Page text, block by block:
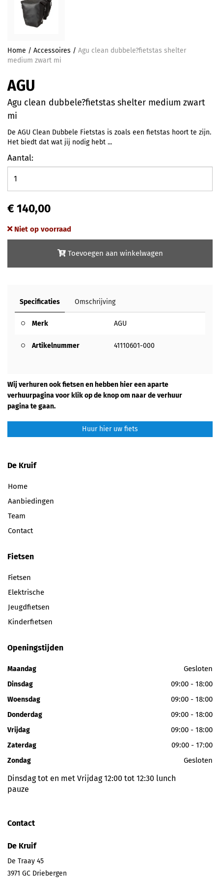
Home / Accessoires / Agu clean dubbele?fietstas shelter
medium zwart mi
AGU
Agu clean dubbele?fietstas shelter medium zwart
mi
De AGU Clean Dubbele Fietstas is zoals een fietstas hoort te zijn.
Het biedt dat wat jij nodig hebt ...
Aantal:
€ 140,00
Niet op voorraad
Toevoegen aan winkelwagen
Specificaties Omschrijving
Merk AGU
Artikelnummer 41110601-000
Wij verhuren ook fietsen en hebben hier een aparte
verhuurpagina voor klik op de knop om naar de verhuur
pagina te gaan.
Huur hier uw fiets
De Kruif
Home
Aanbiedingen
Team
Contact
Fietsen
Fietsen
Elektrische
Jeugdfietsen
Kinderfietsen
Openingstijden
Maandag Gesloten
Dinsdag 09:00 - 18:00
Woensdag 09:00 - 18:00
Donderdag 09:00 - 18:00
Vrijdag 09:00 - 18:00
Zaterdag 09:00 - 17:00
Zondag Gesloten
Dinsdag tot en met Vrijdag 12:00 tot 12:30 lunch
pauze
Contact
De Kruif
De Traay 45
3971 GC Driebergen